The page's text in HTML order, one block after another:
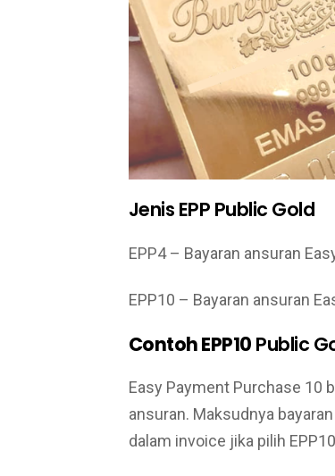
Jenis EPP Public Gold
EPP4 – Bayaran ansuran
EPP10 – Bayaran ansuran
Contoh EPP10 Public
Easy Payment Purchase 10
ansuran. Maksudnya
dalam invoice jika pilih